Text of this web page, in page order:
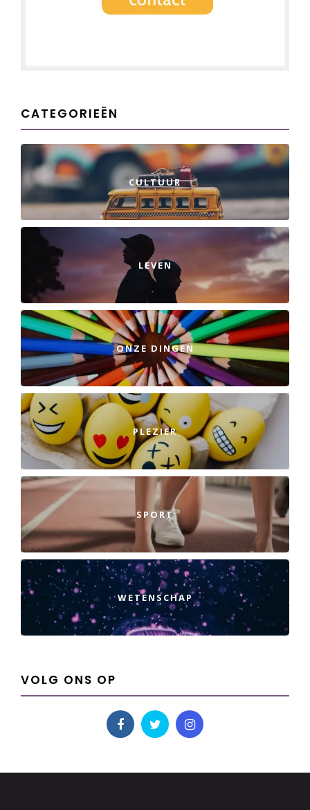
CATEGORIEËN
CULTUUR
LEVEN
ONZE DINGEN
PLEZIER
SPORT
WETENSCHAP
VOLG ONS OP